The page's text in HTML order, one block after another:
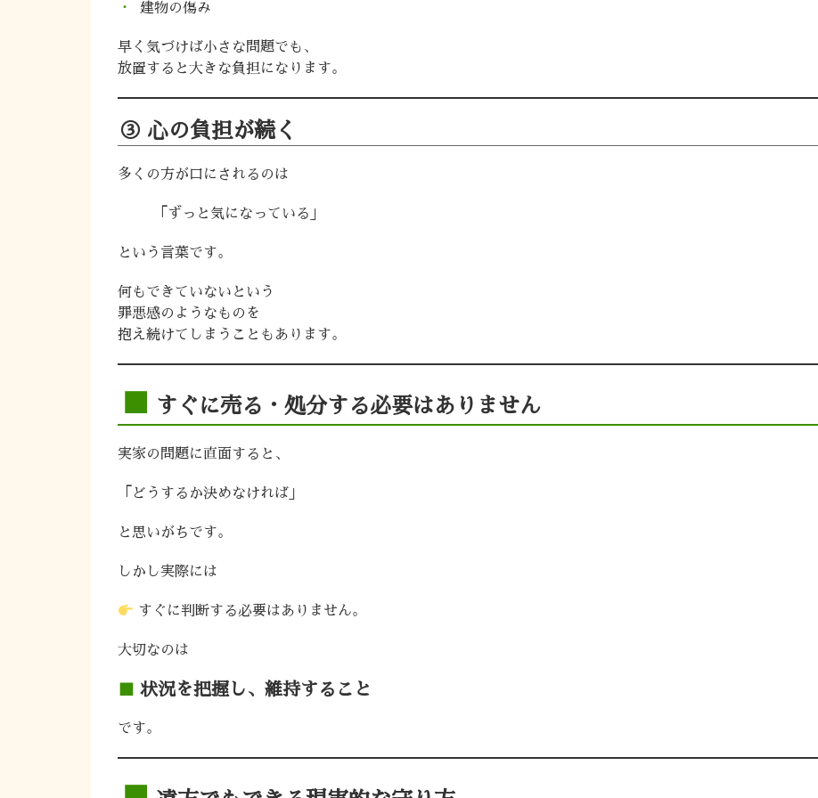
建物の傷み
早く気づけば小さな問題でも、
放置すると大きな負担になります。
③ 心の負担が続く
多くの方が口にされるのは
「ずっと気になっている」
という言葉です。
何もできていないという
罪悪感のようなものを
抱え続けてしまうこともあります。
すぐに売る・処分する必要はありません
実家の問題に直面すると、
「どうするか決めなければ」
と思いがちです。
しかし実際には
すぐに判断する必要はありません。
大切なのは
状況を把握し、維持すること
です。